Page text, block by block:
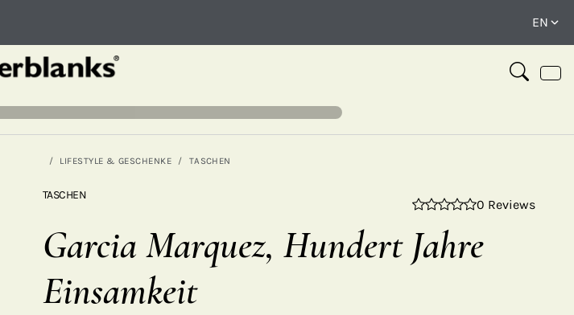
LIFESTYLE & GESCHENKE TASCHEN
TASCHEN
0 Reviews
Garcia Marquez, Hundert Jahre
Einsamkeit